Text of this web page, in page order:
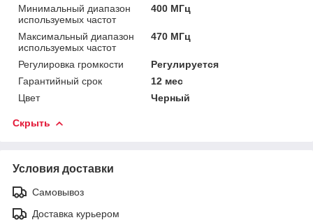
Минимальный диапазон
используемых частот
400 МГц
Максимальный диапазон
используемых частот
470 МГц
Регулировка громкости
Регулируется
Гарантийный срок
12 мес
Цвет
Черный
Скрыть
Условия доставки
Самовывоз
Доставка курьером